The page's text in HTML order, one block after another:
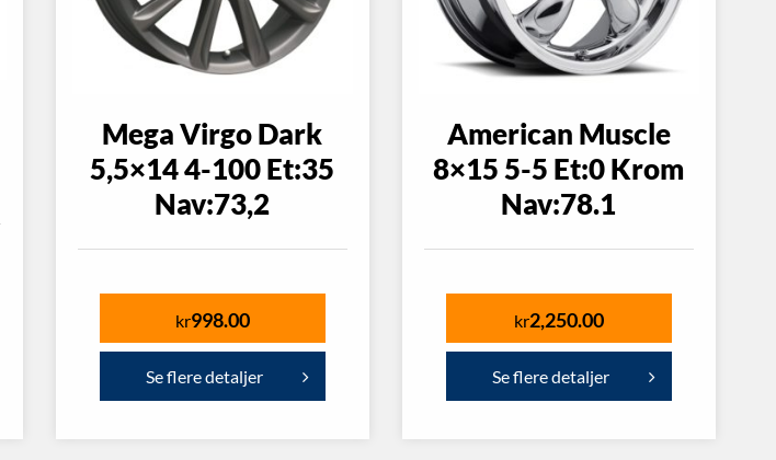
Mega Virgo Dark
5,5×14 4-100 Et:35
Nav:73,2
kr998.00
Se flere detaljer
American Muscle
8×15 5-5 Et:0 Krom
Nav:78.1
kr2,250.00
Se flere detaljer